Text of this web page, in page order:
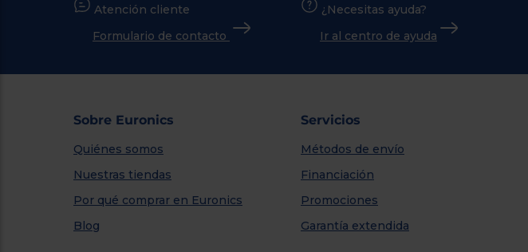
Atención cliente
Formulario de contacto
¿Necesitas ayuda?
Ir al centro de ayuda
Sobre Euronics
Quiénes somos
Nuestras tiendas
Por qué comprar en Euronics
Blog
Servicios
Métodos de envío
Financiación
Promociones
Garantía extendida